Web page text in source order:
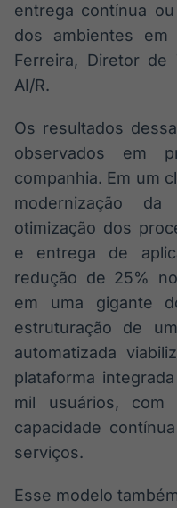
Tecnologia
entrega contínua
dos ambientes em
Ferreira, Diretor de
AI/R.
Os resultados
observados em
companhia. Em um
modernização
otimização dos
e entrega de
redução de 25%
em uma gigante
estruturação de
automatizada
plataforma
mil usuários, com
capacidade
serviços.
Esse modelo